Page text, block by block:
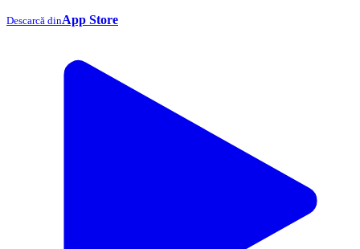
Descarcă dinApp Store